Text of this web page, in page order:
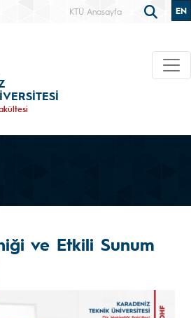
KTÜ Anasayfa EN
ve Etkili Sunum